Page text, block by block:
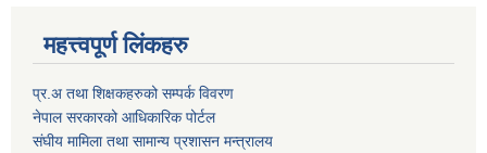
महत्त्वपूर्ण लिंकहरु
प्र.अ तथा शिक्षकहरुको सम्पर्क विवरण
नेपाल सरकारको आधिकारिक पोर्टल
संघीय मामिला तथा सामान्य प्रशासन मन्त्रालय